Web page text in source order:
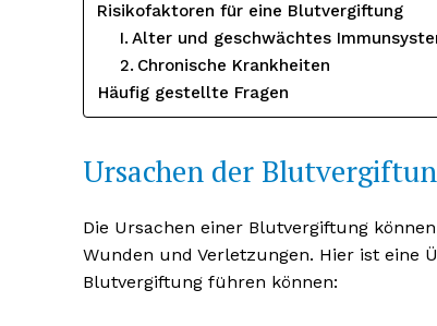
Risikofaktoren für eine Blutvergiftung
Alter und geschwächtes
Chronische Krankheiten
Häufig gestellte Fragen
Ursachen der
Die Ursachen einer Blutvergiftung
Wunden und Verletzungen. Hier ist eine
Blutvergiftung führen können: